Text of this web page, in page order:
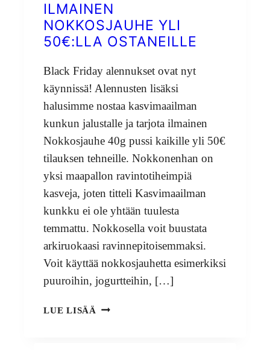
ILMAINEN
NOKKOSJAUHE YLI
50€:LLA OSTANEILLE
Black Friday alennukset ovat nyt
käynnissä! Alennusten lisäksi
halusimme nostaa kasvimaailman
kunkun jalustalle ja tarjota ilmainen
Nokkosjauhe 40g pussi kaikille yli 50€
tilauksen tehneille. Nokkonenhan on
yksi maapallon ravintotiheimpiä
kasveja, joten titteli Kasvimaailman
kunkku ei ole yhtään tuulesta
temmattu. Nokkosella voit buustata
arkiruokaasi ravinnepitoisemmaksi.
Voit käyttää nokkosjauhetta esimerkiksi
puuroihin, jogurtteihin, […]
LUE LISÄÄ KERKKÄPUUSTIT